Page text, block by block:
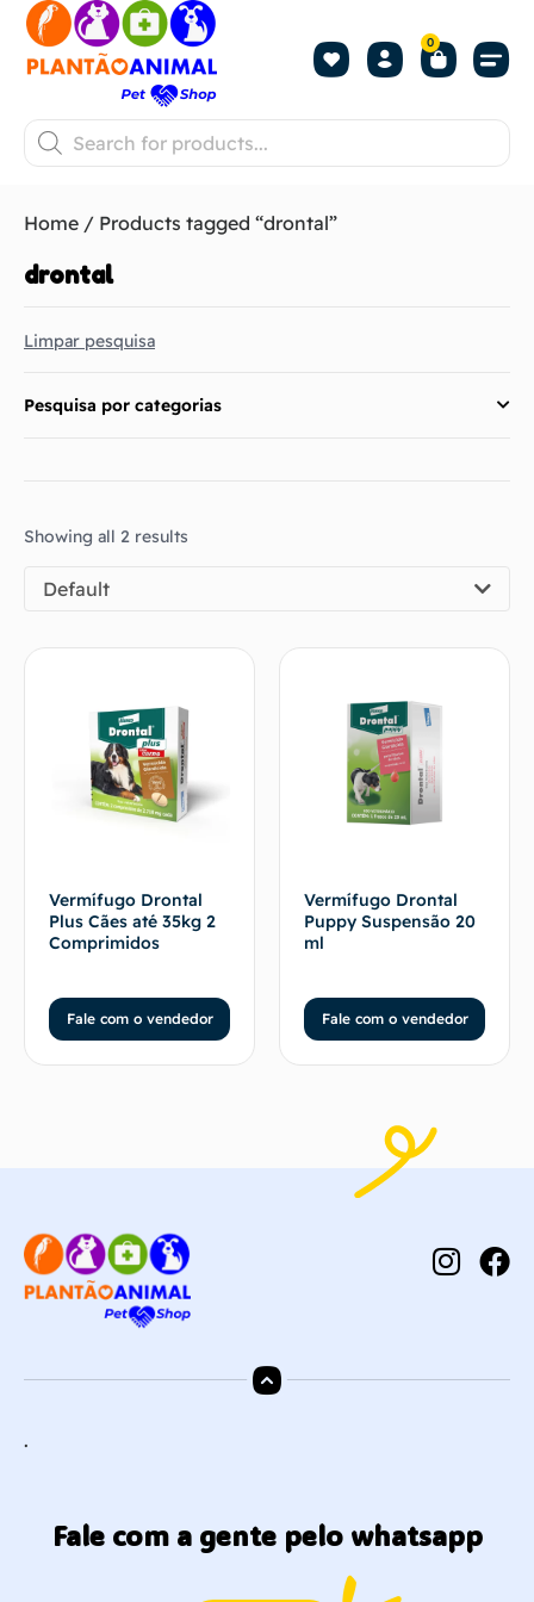
0
Home / Products tagged “drontal”
drontal
Limpar pesquisa
Pesquisa por categorias
Showing all 2 results
Default
Vermífugo Drontal
Plus Cães até 35kg 2
Comprimidos
Fale com o vendedor
Vermífugo Drontal
Puppy Suspensão 20
ml
Fale com o vendedor
.
Fale com a gente pelo whatsapp